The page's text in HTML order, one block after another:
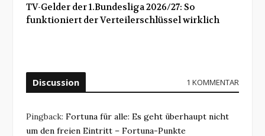
TV-Gelder der 1.Bundesliga 2026/27: So
funktioniert der Verteilerschlüssel wirklich
Discussion 1 KOMMENTAR
Pingback: Fortuna für alle: Es geht überhaupt nicht
um den freien Eintritt – Fortuna-Punkte